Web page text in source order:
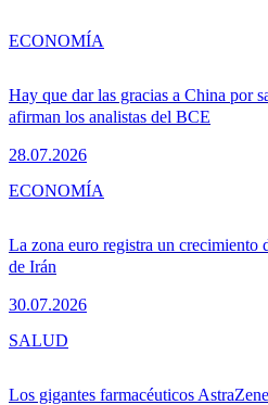
Hay que dar las gracias a China por
afirman los analistas del BCE
28.07.2026
ECONOMÍA
La zona euro registra un crecimiento
de Irán
30.07.2026
ECONOMÍA
Los gigantes farmacéuticos
SALUD